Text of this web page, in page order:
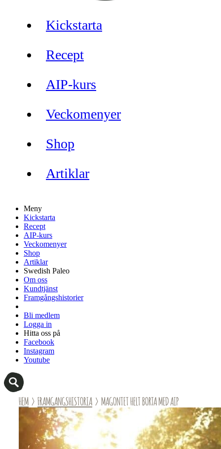
Kickstarta
Recept
AIP-kurs
Veckomenyer
Shop
Artiklar
Meny
Kickstarta
Recept
AIP-kurs
Veckomenyer
Shop
Artiklar
Swedish Paleo
Om oss
Kundtjänst
Framgångshistorier
Bli medlem
Logga in
Hitta oss på
Facebook
Instagram
Youtube
HEM › FRAMGANGSHISTORIA › MAGONTET HELT BORTA MED AIP